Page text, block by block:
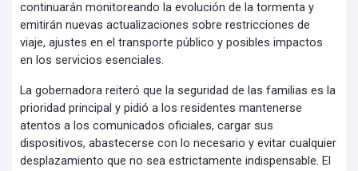
continuarán monitoreando la evolución de la tormenta y
emitirán nuevas actualizaciones sobre restricciones de
viaje, ajustes en el transporte público y posibles impactos
en los servicios esenciales.
La gobernadora reiteró que la seguridad de las familias es la
prioridad principal y pidió a los residentes mantenerse
atentos a los comunicados oficiales, cargar sus
dispositivos, abastecerse con lo necesario y evitar cualquier
desplazamiento que no sea estrictamente indispensable. El